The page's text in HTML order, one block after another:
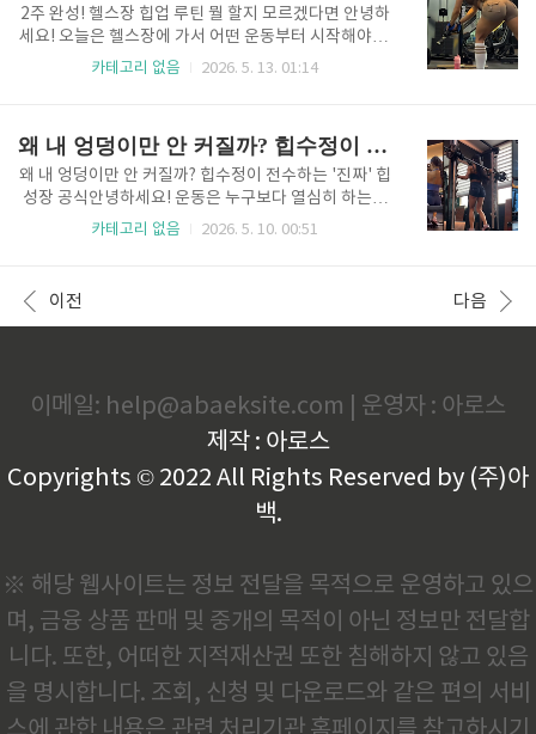
력한 에너지 저장소 역할을 수행하기 때문이다. 엉덩이
근육이 약화되면 단순히 옷태가 무너지는 것에 그치지
않고, 당뇨와 같은 대사 질환의 위험이 급증하며 근감소
증(Sarcopenia)의 문턱을 넘어서게 된다. 상위 1%의
에너지를..
2주 완성! 헬스장 힙업 루틴 뭘 할지 모르겠다면 안녕하
세요! 오늘은 헬스장에 가서 어떤 운동부터 시작해야 할
지 막막한 분들을 위해, 2주 만에 확실한 변화를 느낄 수
릴게요. 허벅지만 아프던 예전 방식에서 벗어나 엉덩이
대근육과 중둔근을 제대로 깨우는 과학적인 루틴, 지금
부터 전문가가 설명하듯 자세히 알려드릴게요!한 주를
책임지는 5단계 과학적 힙업 프로그램오늘 소개해 드릴
루틴은 큰 근육부터 시작해 작은 근육과 밸런스까지 잡
다관절 운동으로 전체적인 볼륨을 키우고, 중반에는 케
카테고리 없음 2026. 5. 13. 01:14
왜 내 엉덩이만 안 커질까? 힙수정이 전수하는 '진짜' 힙 성장 공식
왜 내 엉덩이만 안 커질까? 힙수정이 전수하는 '진짜' 힙
성장 공식안녕하세요! 운동은 누구보다 열심히 하는데
엉덩이 볼륨이 제자리걸음이라 답답하셨던 분들 많으
다. 하지만 깨닫고 보니 저는 '열심히'가 아니라 '잘못
된' 방향으로 노력하고 있었더라고요. 오늘은 제 경험을
가장 큰 실수는 강도보다 양에 집착하는 것입니다. 단순
히 오래 운동하고 땀을 흘리는 것이 근성장을 의미하지
는 않거든요. 세트 마지막에 "더 이상 못 하겠어"라고
느끼는 그 지점까..
카테고리 없음 2026. 5. 10. 00:51
이전 다음
이메일: help@abaeksite.com | 운영자 : 아로스
제작 : 아로스
Copyrights © 2022 All Rights Reserved by (주)아
백.
※ 해당 웹사이트는 정보 전달을 목적으로 운영하고 있으
며, 금융 상품 판매 및 중개의 목적이 아닌 정보만 전달합
니다. 또한, 어떠한 지적재산권 또한 침해하지 않고 있음
을 명시합니다. 조회, 신청 및 다운로드와 같은 편의 서비